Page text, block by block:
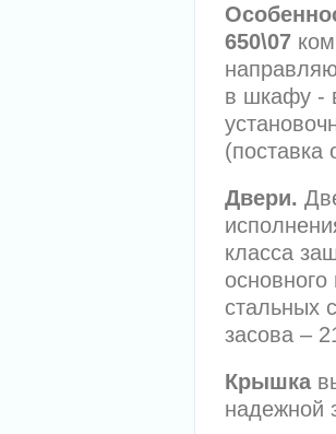
650\07
в шкафу -
(поставка
Двери.
класса
стальных
засова –
Крышка
надежной